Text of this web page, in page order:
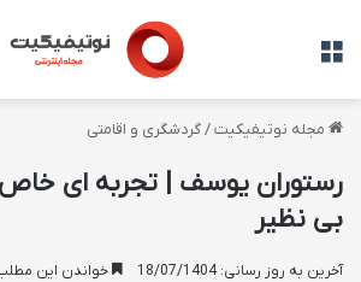
مجله نوتیفیکیت/گردشگری و اقامتی
رستوران یوسف | تجربه ای
بی نظیر
آخرین به روز رسانی: 18/07/1404 خواندن این مطلب 15 دقیقه زمان